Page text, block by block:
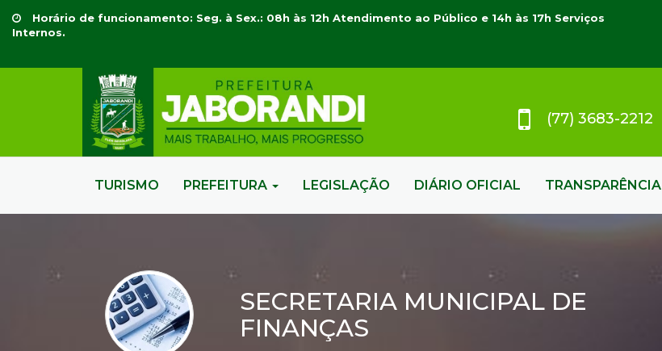
Horário de funcionamento: Seg. à Sex.: 08h às 12h Atendimento ao Público e 14h às 17h Serviços
Internos.
(77) 3683-2212
TURISMO PREFEITURA LEGISLAÇÃO DIÁRIO OFICIAL TRANSPARÊNCIA
SECRETARIA MUNICIPAL DE
FINANÇAS